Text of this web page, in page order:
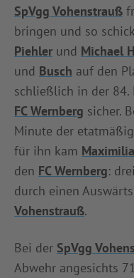
SpVgg Vohenstrauß
bringen und so
Piehler und Michael
und Busch auf den
schließlich in der 84.
FC Wernberg sicher.
Minute der
für ihn kam
den FC Wernberg:
durch einen
Vohenstrauß.
Bei der SpVgg
Abwehr angesichts